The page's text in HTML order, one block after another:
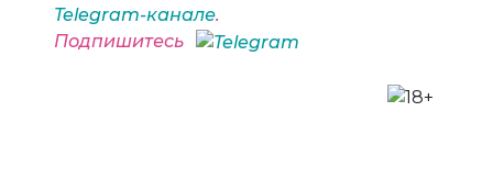
Telegram-канале.
Подпишитесь